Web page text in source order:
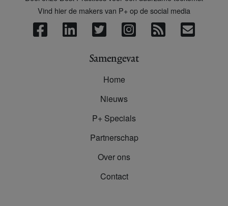
Vind hier de makers van P+ op de social media
Samengevat
Home
Nieuws
P+ Specials
Partnerschap
Over ons
Contact